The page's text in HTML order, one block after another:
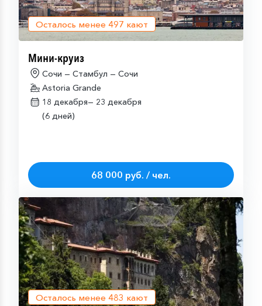
Осталось менее 497 кают
Мини-круиз
Сочи — Стамбул — Сочи
Astoria Grande
18 декабря— 23 декабря
(6 дней)
68 000 руб. / чел.
Осталось менее 483 кают